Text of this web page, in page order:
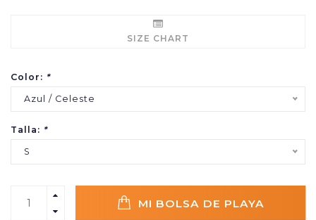
SIZE CHART
Color: *
Azul / Celeste
Talla: *
S
MI BOLSA DE PLAYA